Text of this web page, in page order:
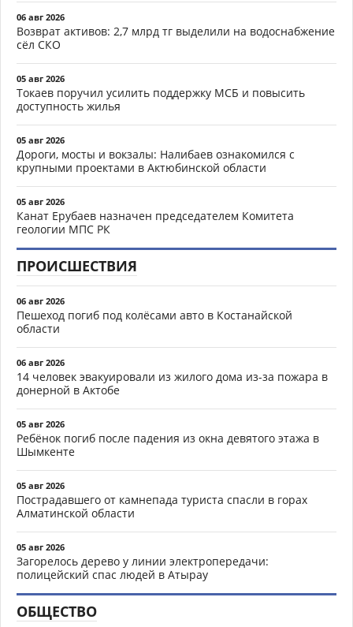
06 авг 2026
Возврат активов: 2,7 млрд тг выделили на водоснабжение
сёл СКО
05 авг 2026
Токаев поручил усилить поддержку МСБ и повысить
доступность жилья
05 авг 2026
Дороги, мосты и вокзалы: Налибаев ознакомился с
крупными проектами в Актюбинской области
05 авг 2026
Канат Ерубаев назначен председателем Комитета
геологии МПС РК
ПРОИСШЕСТВИЯ
06 авг 2026
Пешеход погиб под колёсами авто в Костанайской
области
06 авг 2026
14 человек эвакуировали из жилого дома из-за пожара в
донерной в Актобе
05 авг 2026
Ребёнок погиб после падения из окна девятого этажа в
Шымкенте
05 авг 2026
Пострадавшего от камнепада туриста спасли в горах
Алматинской области
05 авг 2026
Загорелось дерево у линии электропередачи:
полицейский спас людей в Атырау
ОБЩЕСТВО